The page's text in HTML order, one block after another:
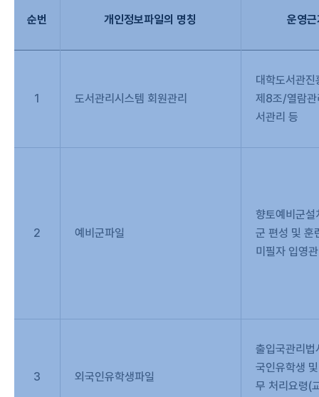
순번 개인정보파일의 명칭 운영
1 도서관리시스템 회원관리
대학도서관
제8조/열람
서관리 등
2 예비군파일
향토예비군
군 편성 및 훈
미필자 입영
3 외국인유학생파일
출입국관리
국인유학생
무 처리요령(